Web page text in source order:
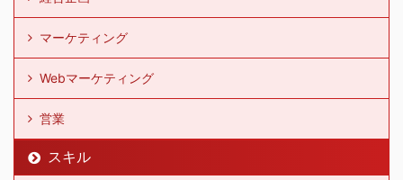
マーケティング
Webマーケティング
営業
スキル